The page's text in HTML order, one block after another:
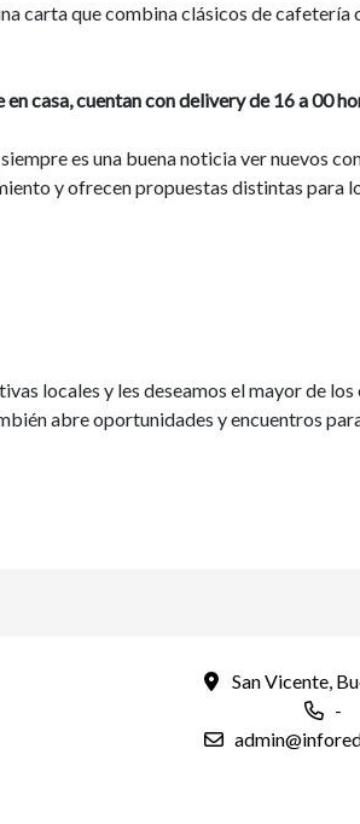
carta que combina clásicos de cafetería
casa, cuentan con delivery de 16 a 00
es una buena noticia ver nuevos
y ofrecen propuestas distintas para
locales y les deseamos el mayor de
abre oportunidades y encuentros
San Vicente,
-